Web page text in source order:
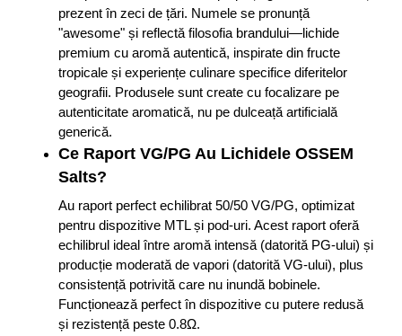
prezent în zeci de țări. Numele se pronunță
"awesome" și reflectă filosofia brandului—lichide
premium cu aromă autentică, inspirate din fructe
tropicale și experiențe culinare specifice diferitelor
geografii. Produsele sunt create cu focalizare pe
autenticitate aromatică, nu pe dulceață artificială
generică.
Ce Raport VG/PG Au Lichidele OSSEM
Salts?
Au raport perfect echilibrat 50/50 VG/PG, optimizat
pentru dispozitive MTL și pod-uri. Acest raport oferă
echilibrul ideal între aromă intensă (datorită PG-ului) și
producție moderată de vapori (datorită VG-ului), plus
consistență potrivită care nu inundă bobinele.
Funcționează perfect în dispozitive cu putere redusă
și rezistență peste 0.8Ω.